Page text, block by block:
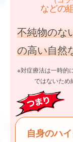
などの
不純物のな
の高い自然
※対症療法は一時的
ではないため
自身のハ